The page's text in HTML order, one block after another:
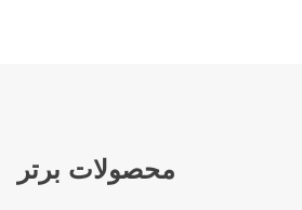
محصولات برتر